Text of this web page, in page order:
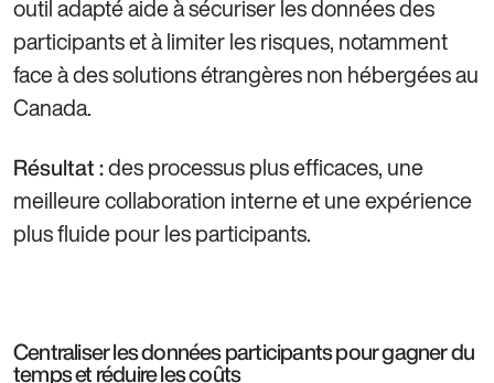
outil adapté aide à sécuriser les données des
participants et à limiter les risques, notamment
face à des solutions étrangères non hébergées au
Canada.
Résultat :des processus plus efficaces, une
meilleure collaboration interne et une expérience
plus fluide pour les participants.
Centraliser les données participants pour gagner du
temps et réduire les coûts